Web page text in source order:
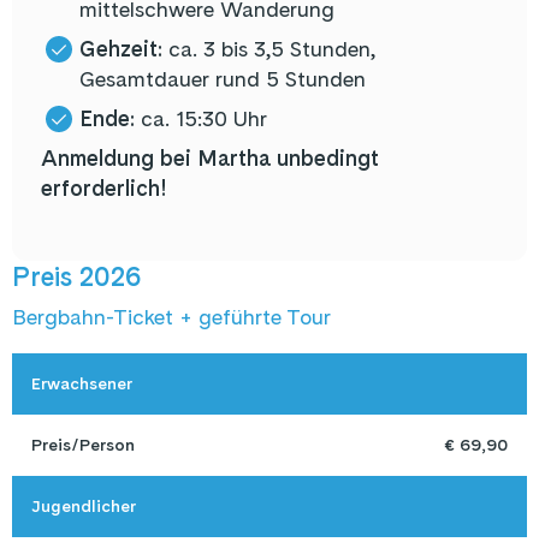
mittelschwere Wanderung
Gehzeit: ca. 3 bis 3,5 Stunden,
Gesamtdauer rund 5 Stunden
Ende: ca. 15:30 Uhr
Anmeldung bei Martha unbedingt
erforderlich!
Preis 2026
Bergbahn-Ticket + geführte Tour
Erwachsener
Preis/Person € 69,90
Jugendlicher